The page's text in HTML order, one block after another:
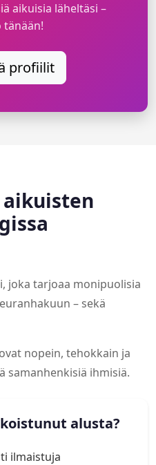
aikuisia läheltäsi –
tänään!
profiilit
joka tarjoaa monipuolisia
– sekä
nopein, tehokkain ja
samanhenkisiä ihmisiä.
alusta?
ilmaistuja